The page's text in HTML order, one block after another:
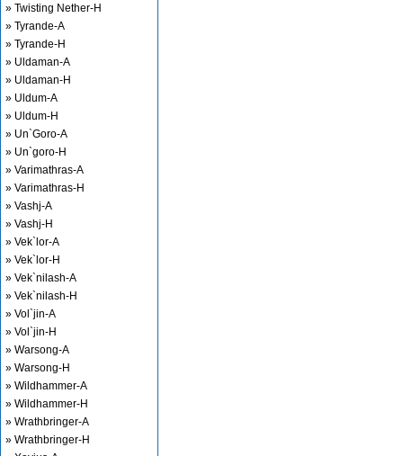
» Twisting Nether-H
» Tyrande-A
» Tyrande-H
» Uldaman-A
» Uldaman-H
» Uldum-A
» Uldum-H
» Un`Goro-A
» Un`goro-H
» Varimathras-A
» Varimathras-H
» Vashj-A
» Vashj-H
» Vek`lor-A
» Vek`lor-H
» Vek`nilash-A
» Vek`nilash-H
» Vol`jin-A
» Vol`jin-H
» Warsong-A
» Warsong-H
» Wildhammer-A
» Wildhammer-H
» Wrathbringer-A
» Wrathbringer-H